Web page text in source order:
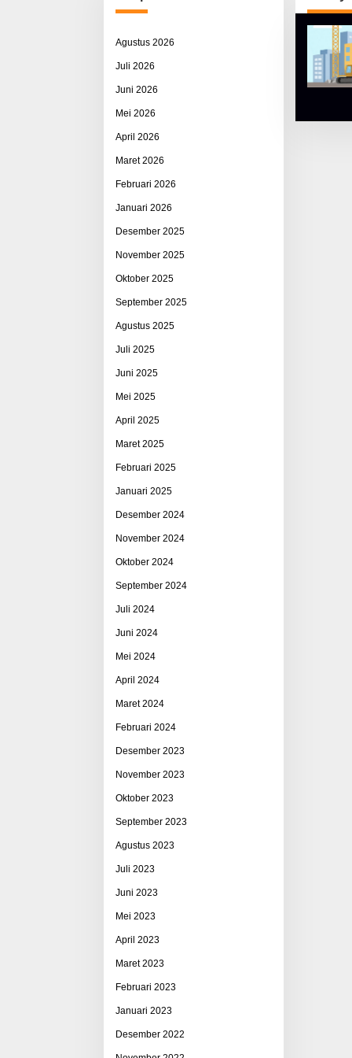
Agustus 2026
Juli 2026
Juni 2026
Mei 2026
April 2026
Maret 2026
Februari 2026
Januari 2026
Desember 2025
November 2025
Oktober 2025
September 2025
Agustus 2025
Juli 2025
Juni 2025
Mei 2025
April 2025
Maret 2025
Februari 2025
Januari 2025
Desember 2024
November 2024
Oktober 2024
September 2024
Juli 2024
Juni 2024
Mei 2024
April 2024
Maret 2024
Februari 2024
Desember 2023
November 2023
Oktober 2023
September 2023
Agustus 2023
Juli 2023
Juni 2023
Mei 2023
April 2023
Maret 2023
Februari 2023
Januari 2023
Desember 2022